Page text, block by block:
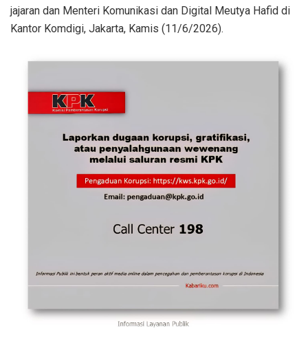
jajaran dan Menteri Komunikasi dan Digital Meutya Hafid di
Kantor Komdigi, Jakarta, Kamis (11/6/2026).